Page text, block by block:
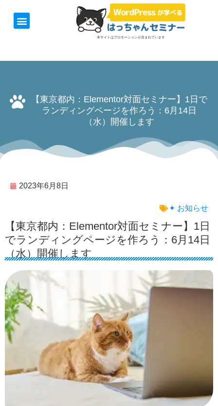
本サイトはプロモーションが含まれています
【東京都内：Elementor対面セミナー】1日で
ランディングページを作ろう：6月14日
（水）開催します
2023年6月8日
✦ お知らせ
【東京都内：Elementor対面セミナー】1日
でランディングページを作ろう：6月14日
（水）開催します